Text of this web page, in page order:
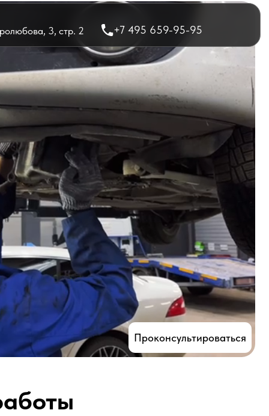
3, стр. 2 +7 495 659-95-95
Проконсультироваться